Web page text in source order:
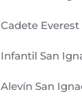
Cadete
Infantil San
Alevín San